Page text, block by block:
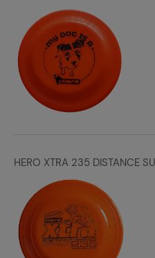
HERO XTRA 235 DISTANCE